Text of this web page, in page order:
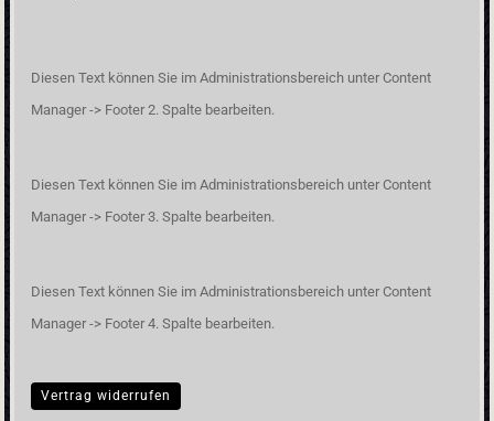
Diesen Text können Sie im Administrationsbereich unter Content
Manager -> Footer 2. Spalte bearbeiten.
Diesen Text können Sie im Administrationsbereich unter Content
Manager -> Footer 3. Spalte bearbeiten.
Diesen Text können Sie im Administrationsbereich unter Content
Manager -> Footer 4. Spalte bearbeiten.
Vertrag widerrufen